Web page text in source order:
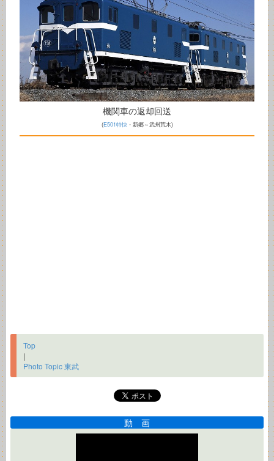
機関車の返却回送
(E501特快・新郷～武州荒木)
Top
|
Photo Topic 東武
動 画